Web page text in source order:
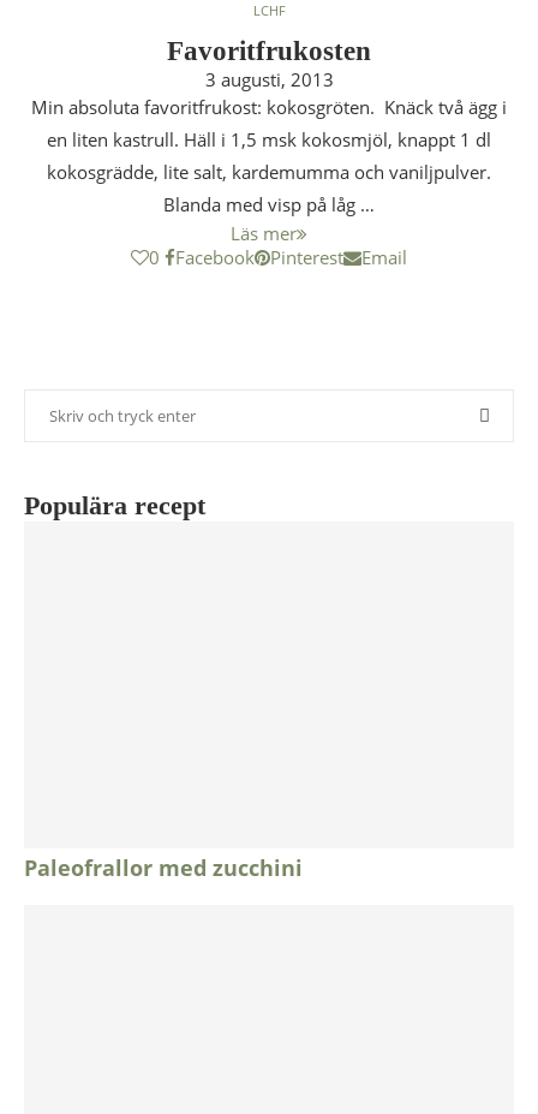
LCHF
Favoritfrukosten
3 augusti, 2013
Min absoluta favoritfrukost: kokosgröten. Knäck två ägg i
en liten kastrull. Häll i 1,5 msk kokosmjöl, knappt 1 dl
kokosgrädde, lite salt, kardemumma och vaniljpulver.
Blanda med visp på låg …
Läs mer
0
Facebook Pinterest Email
Populära recept
Paleofrallor med zucchini